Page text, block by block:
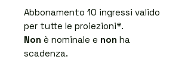
Abbonamento 10 ingressi valido
per tutte le proiezioni*.
Non è nominale e non ha
scadenza.